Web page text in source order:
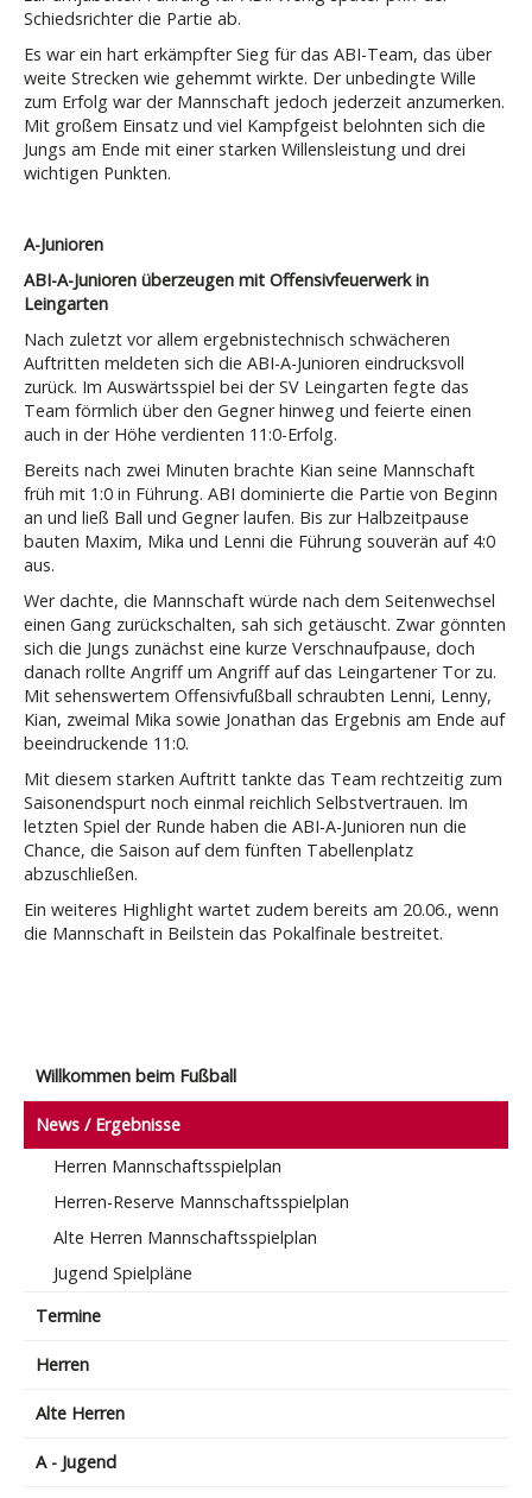
Schiedsrichter die Partie ab.
Es war ein hart erkämpfter Sieg für das ABI-Team, das über
weite Strecken wie gehemmt wirkte. Der unbedingte Wille
zum Erfolg war der Mannschaft jedoch jederzeit anzumerken.
Mit großem Einsatz und viel Kampfgeist belohnten sich die
Jungs am Ende mit einer starken Willensleistung und drei
wichtigen Punkten.
A-Junioren
ABI-A-Junioren überzeugen mit Offensivfeuerwerk in
Leingarten
Nach zuletzt vor allem ergebnistechnisch schwächeren
Auftritten meldeten sich die ABI-A-Junioren eindrucksvoll
zurück. Im Auswärtsspiel bei der SV Leingarten fegte das
Team förmlich über den Gegner hinweg und feierte einen
auch in der Höhe verdienten 11:0-Erfolg.
Bereits nach zwei Minuten brachte Kian seine Mannschaft
früh mit 1:0 in Führung. ABI dominierte die Partie von Beginn
an und ließ Ball und Gegner laufen. Bis zur Halbzeitpause
bauten Maxim, Mika und Lenni die Führung souverän auf 4:0
aus.
Wer dachte, die Mannschaft würde nach dem Seitenwechsel
einen Gang zurückschalten, sah sich getäuscht. Zwar gönnten
sich die Jungs zunächst eine kurze Verschnaufpause, doch
danach rollte Angriff um Angriff auf das Leingartener Tor zu.
Mit sehenswertem Offensivfußball schraubten Lenni, Lenny,
Kian, zweimal Mika sowie Jonathan das Ergebnis am Ende auf
beeindruckende 11:0.
Mit diesem starken Auftritt tankte das Team rechtzeitig zum
Saisonendspurt noch einmal reichlich Selbstvertrauen. Im
letzten Spiel der Runde haben die ABI-A-Junioren nun die
Chance, die Saison auf dem fünften Tabellenplatz
abzuschließen.
Ein weiteres Highlight wartet zudem bereits am 20.06., wenn
die Mannschaft in Beilstein das Pokalfinale bestreitet.
Willkommen beim Fußball
News / Ergebnisse
Herren Mannschaftsspielplan
Herren-Reserve Mannschaftsspielplan
Alte Herren Mannschaftsspielplan
Jugend Spielpläne
Termine
Herren
Alte Herren
A - Jugend